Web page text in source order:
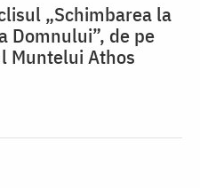
„Schimbarea la
Domnului”, de pe
Muntelui Athos